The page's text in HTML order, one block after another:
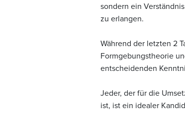
sondern ein
zu erlangen.
Während der letzten 2
Formgebungstheorie
entscheidenden
Jeder, der für die
ist, ist ein idealer